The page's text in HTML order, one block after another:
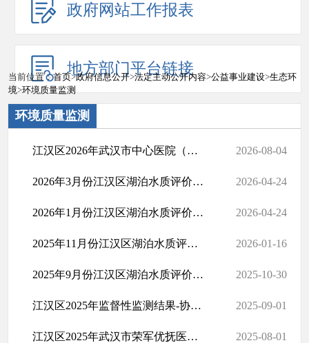
政府网站工作报表
地方部门平台链接
当前位置：首页>政府信息公开>法定主动公开内容>公益事业建设>生态环
境>环境质量监测
环境质量监测
江汉区2026年武汉市中心医院（后湖院区）执法监测结果 2026-08-04
2026年3月份江汉区湖泊水质评价结果一览表 2026-04-24
2026年1月份江汉区湖泊水质评价结果一览表 2026-04-24
2025年11月份江汉区湖泊水质评价结果一览表 2026-01-16
2025年9月份江汉区湖泊水质评价结果一览表 2025-10-30
江汉区2025年监督性监测结果-协和肿瘤医院 2025-09-01
江汉区2025年武汉市荣军优抚医院执法监测结果 2025-08-01